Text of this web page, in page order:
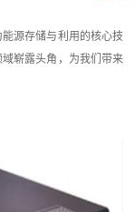
源存储与利用的核心技
崭露头角，为我们带来